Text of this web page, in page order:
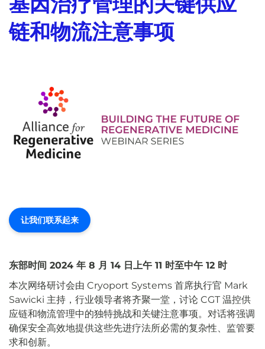
链和物流注意事项
让我们联系起来
东部时间 2024 年 8 月 14 日上午 11 时至中午 12 时
本次网络研讨会由 Cryoport Systems 首席执行官 Mark
Sawicki 主持，行业领导者将齐聚一堂，讨论 CGT 温控供
应链和物流管理中的独特挑战和关键注意事项。对话将强调
确保安全高效地提供这些先进疗法所必需的复杂性、监管要
求和创新。